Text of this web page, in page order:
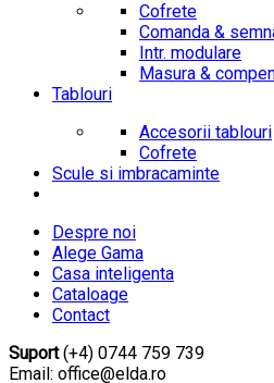
Cofrete
Comanda &
Intr. modulare
Masura &
Tablouri
Accesorii tablouri
Cofrete
Scule si imbracaminte
Despre noi
Alege Gama
Casa inteligenta
Cataloage
Contact
Suport(+4) 0744 759 739
Email: office@elda.ro